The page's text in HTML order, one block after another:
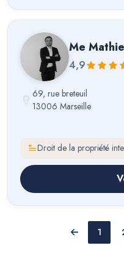
Me
4,9
69, rue breteuil
13006 Marseille
Droit de la propriété
Précédent
1